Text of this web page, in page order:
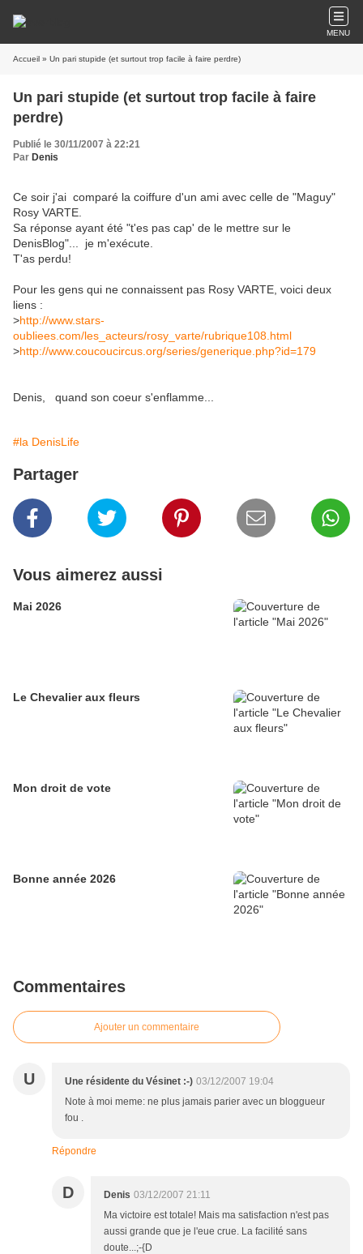
MENU
Accueil » Un pari stupide (et surtout trop facile à faire perdre)
Un pari stupide (et surtout trop facile à faire
perdre)
Publié le 30/11/2007 à 22:21
Par Denis
Ce soir j'ai comparé la coiffure d'un ami avec celle de "Maguy"
Rosy VARTE.
Sa réponse ayant été "t'es pas cap' de le mettre sur le
DenisBlog"... je m'exécute.
T'as perdu!
Pour les gens qui ne connaissent pas Rosy VARTE, voici deux
liens :
>http://www.stars-
oubliees.com/les_acteurs/rosy_varte/rubrique108.html
>http://www.coucoucircus.org/series/generique.php?id=179
Denis, quand son coeur s'enflamme...
#la DenisLife
Partager
Vous aimerez aussi
Mai 2026
Le Chevalier aux fleurs
Mon droit de vote
Bonne année 2026
Commentaires
Ajouter un commentaire
U Une résidente du Vésinet :-) 03/12/2007 19:04
Note à moi meme: ne plus jamais parier avec un bloggueur
fou .
Répondre
D Denis 03/12/2007 21:11
Ma victoire est totale! Mais ma satisfaction n'est pas
aussi grande que je l'eue crue. La facilité sans
doute...;-{D